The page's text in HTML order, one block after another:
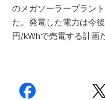
のメガソーラープラン
た。発電した電力は今
円/kWhで売電する計画